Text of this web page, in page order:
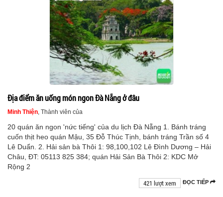
Địa điểm ăn uống món ngon Đà Nẵng ở đâu
Minh Thiện , Thành viên của
20 quán ăn ngon 'nức tiếng' của du lịch Đà Nẵng 1. Bánh tráng
cuốn thịt heo quán Mậu, 35 Đỗ Thúc Tịnh, bánh tráng Trần số 4
Lê Duẩn. 2. Hải sản bà Thôi 1: 98,100,102 Lê Đình Dương – Hải
Châu, ĐT: 05113 825 384; quán Hải Sản Bà Thôi 2: KDC Mở
Rộng 2
ĐỌC TIẾP
421 lượt xem